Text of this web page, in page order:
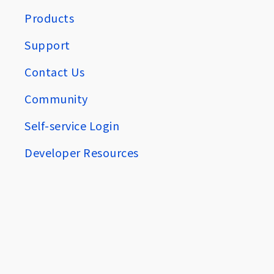
Products
Support
Contact Us
Community
Self-service Login
Developer Resources